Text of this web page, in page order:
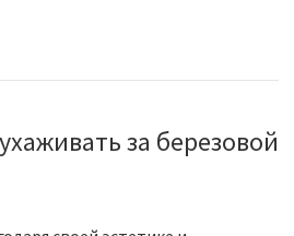
за березовой